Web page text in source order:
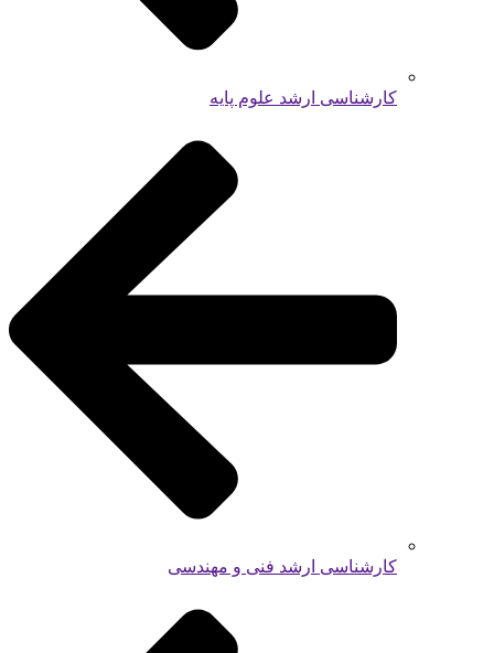
کارشناسی ارشد علوم پایه
کارشناسی ارشد فنی و مهندسی